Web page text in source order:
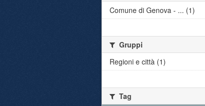
Comune di Genova - ... (1)
Gruppi
Regioni e città (1)
Tag